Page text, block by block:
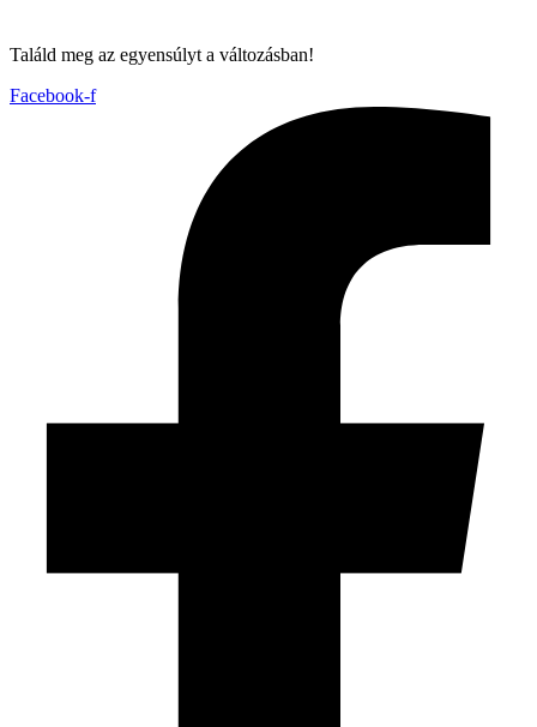
Találd meg az egyensúlyt a változásban!
Facebook-f